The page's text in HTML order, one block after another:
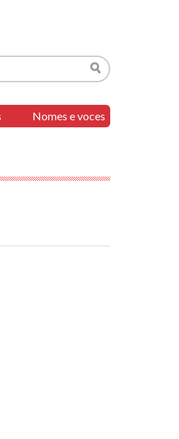
Buscar
Nomes e voces